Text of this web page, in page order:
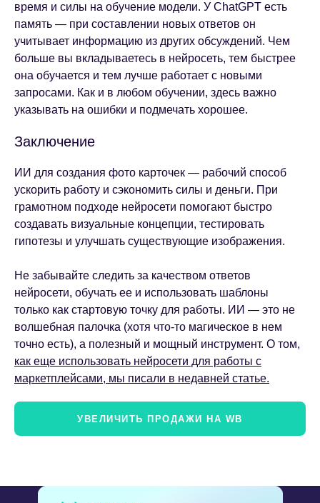
время и силы на обучение модели. У ChatGPT есть
память — при составлении новых ответов он
учитывает информацию из других обсуждений. Чем
больше вы вкладываетесь в нейросеть, тем быстрее
она обучается и тем лучше работает с новыми
запросами. Как и в любом обучении, здесь важно
указывать на ошибки и подмечать хорошее.
Заключение
ИИ для создания фото карточек — рабочий способ
ускорить работу и сэкономить силы и деньги. При
грамотном подходе нейросети помогают быстро
создавать визуальные концепции, тестировать
гипотезы и улучшать существующие изображения.
Не забывайте следить за качеством ответов
нейросети, обучать ее и использовать шаблоны
только как стартовую точку для работы. ИИ — это не
волшебная палочка (хотя что-то магическое в нем
точно есть), а полезный и мощный инструмент. О том,
как еще использовать нейросети для работы с
маркетплейсами, мы писали в недавней статье.
УВЕЛИЧИТЬ ПРОДАЖИ НА WB